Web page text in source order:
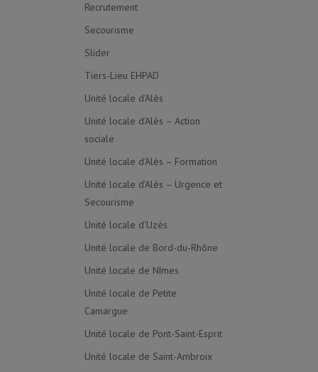
Recrutement
Secourisme
Slider
Tiers-Lieu EHPAD
Unité locale d'Alès
Unité locale d'Alès – Action
sociale
Unité locale d'Alès – Formation
Unité locale d'Alès – Urgence et
Secourisme
Unité locale d'Uzès
Unité locale de Bord-du-Rhône
Unité locale de Nîmes
Unité locale de Petite
Camargue
Unité locale de Pont-Saint-Esprit
Unité locale de Saint-Ambroix